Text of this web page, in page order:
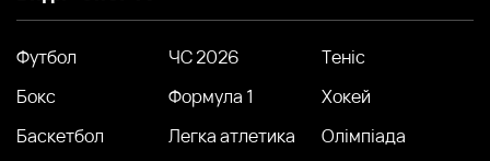
Футбол ЧС 2026
Теніс
Бокс
Формула 1
Хокей
Баскетбол
Легка атлетика
Олімпіада